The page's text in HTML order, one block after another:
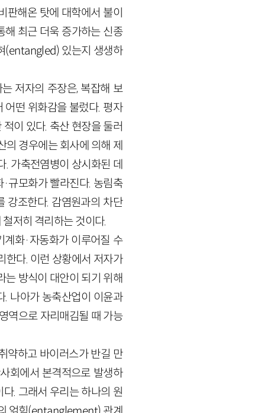
판해온 탓에 대학에서 불이
해 최근 더욱 증가하는 신종
(entangled) 있는지 생생하
저자의 주장은, 복잡해 보
어떤 위화감을 불렀다. 평자
이 있다. 축산 현장을 둘러
경우에는 회사에 의해 제
가축전염병이 상시화된 데
규모화가 빨라진다. 농림축
강조한다. 감염원과의 차단
저히 격리하는 것이다.
화·자동화가 이루어질 수
한다. 이런 상황에서 저자가
는 방식이 대안이 되기 위해
. 나아가 농축산업이 이윤과
역으로 자리매김될 때 가능
약하고 바이러스가 반길 만
회에서 본격적으로 발생하
. 그래서 우리는 하나의 원